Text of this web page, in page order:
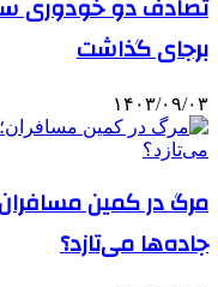
برجای گذاشت
۱۴۰۳/۰۹/۰۳
مرگ در کمین
جاده‌ها می‌تازد؟